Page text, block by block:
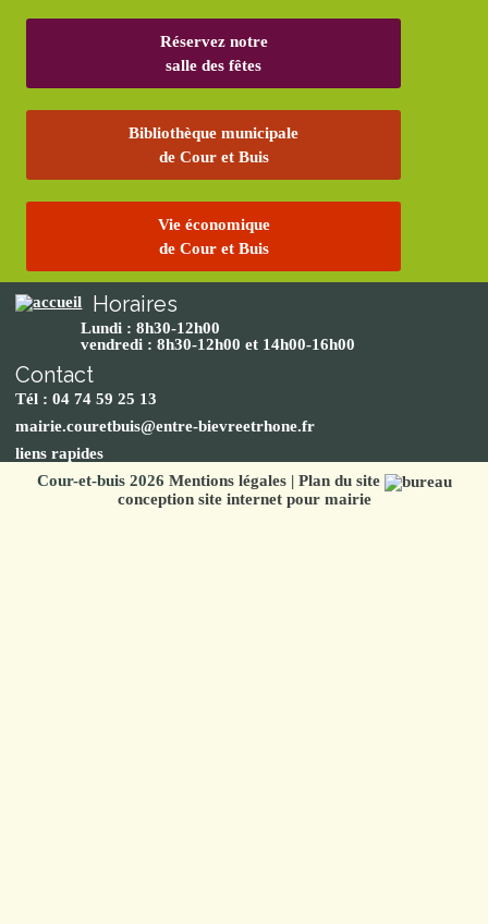
Réservez notre
salle des fêtes
Bibliothèque municipale
de Cour et Buis
Vie économique
de Cour et Buis
Horaires
Lundi : 8h30-12h00
vendredi : 8h30-12h00 et 14h00-16h00
Contact
Tél : 04 74 59 25 13
mairie.couretbuis@entre-bievreetrhone.fr
liens rapides
Cour-et-buis 2026 Mentions légales| Plan du site
conception site internet pour mairie